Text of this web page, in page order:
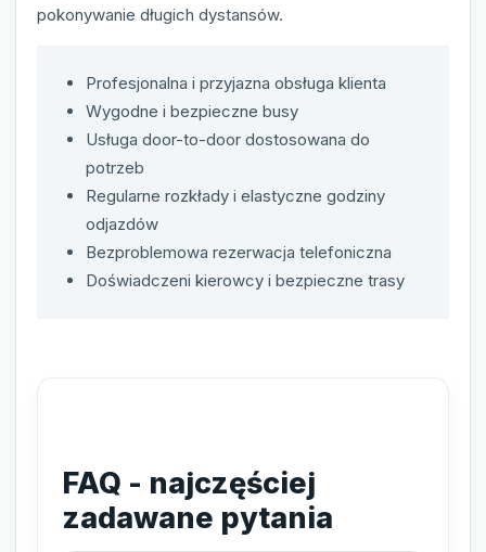
pokonywanie długich dystansów.
Profesjonalna i przyjazna obsługa klienta
Wygodne i bezpieczne busy
Usługa door-to-door dostosowana do
potrzeb
Regularne rozkłady i elastyczne godziny
odjazdów
Bezproblemowa rezerwacja telefoniczna
Doświadczeni kierowcy i bezpieczne trasy
FAQ - najczęściej
zadawane pytania